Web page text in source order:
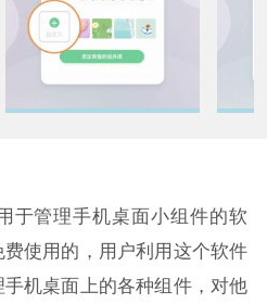
于管理手机桌面小组件的软
使用的，用户利用这个软件
机桌面上的各种组件，对他